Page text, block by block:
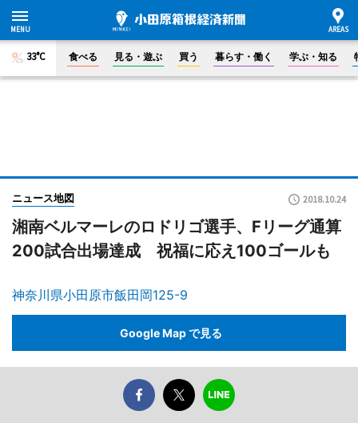
33°C 食べる 見る・遊ぶ 買う 暮らす・働く 学ぶ・知る
ニュース地図 2018.10.24
湘南ベルマーレのロドリゴ選手、Fリーグ通算
200試合出場達成 祝福に応え100ゴールも
神奈川県小田原市飯田岡125-9
Google Map で見る